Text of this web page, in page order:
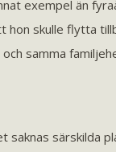
exempel än
skulle flytta
samma
saknas särskilda